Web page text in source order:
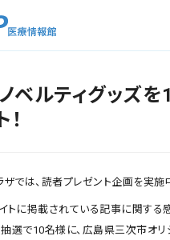
健康レシピ
系学生記事
ベルティグッズ
ザでは、読者プレゼント企画を実施
トに掲載されている記事に関する
選で10名様に、広島県三次市オリ